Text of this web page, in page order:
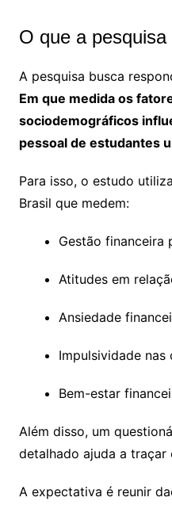
O que a
A pesquisa busca
Em que medida os
sociodemográficos
pessoal de estudantes
Para isso, o estudo
Brasil que medem:
Gestão financeira
Atitudes em
Ansiedade
Impulsividade nas
Bem-estar
Além disso, um
detalhado ajuda a
A expectativa é reunir